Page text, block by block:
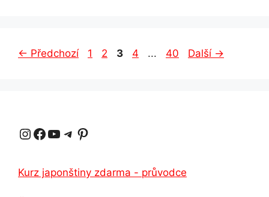
← Předchozí Stránka
1 Stránka
2 Stránka
3 Stránka
4 ... Stránka
40 Další →
Instagram Facebook YouTube Telegram Pinterest
Kurz japonštiny zdarma - průvodce